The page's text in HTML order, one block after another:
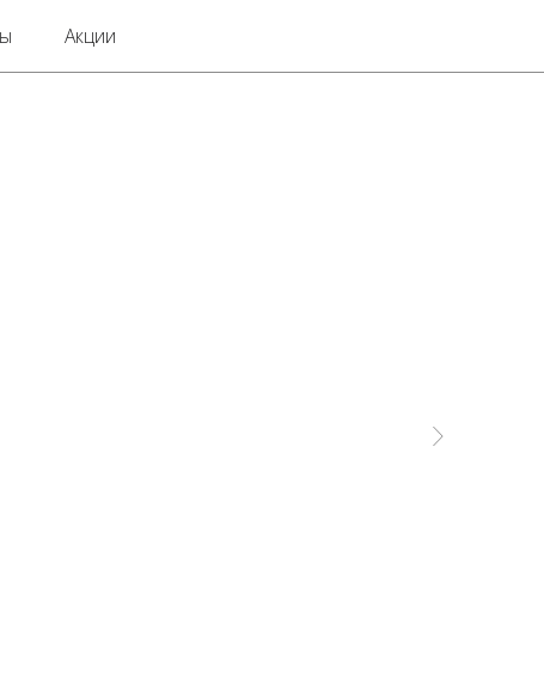
Акции